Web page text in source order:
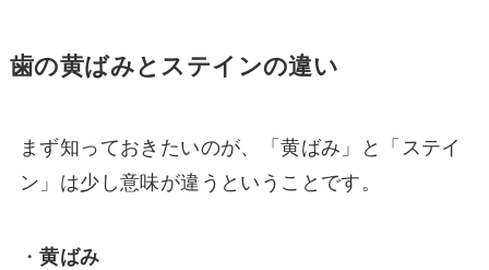
歯の黄ばみとステインの違い
まず知っておきたいのが、「黄ばみ」と「ステイ
ン」は少し意味が違うということです。
・黄ばみ